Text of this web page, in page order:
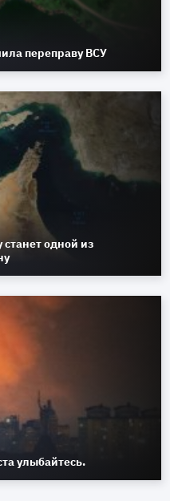
переправу ВСУ
одной из
улыбайтесь.